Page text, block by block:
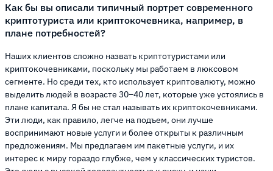
Как бы вы описали типичный портрет современного
криптотуриста или криптокочевника, например, в
плане потребностей?
Наших клиентов сложно назвать криптотуристами или
криптокочевниками, поскольку мы работаем в люксовом
сегменте. Но среди тех, кто использует криптовалюту, можно
выделить людей в возрасте 30–40 лет, которые уже устоялись в
плане капитала. Я бы не стал называть их криптокочевниками.
Эти люди, как правило, легче на подъем, они лучше
воспринимают новые услуги и более открыты к различным
предложениям. Мы предлагаем им пакетные услуги, и их
интерес к миру гораздо глубже, чем у классических туристов.